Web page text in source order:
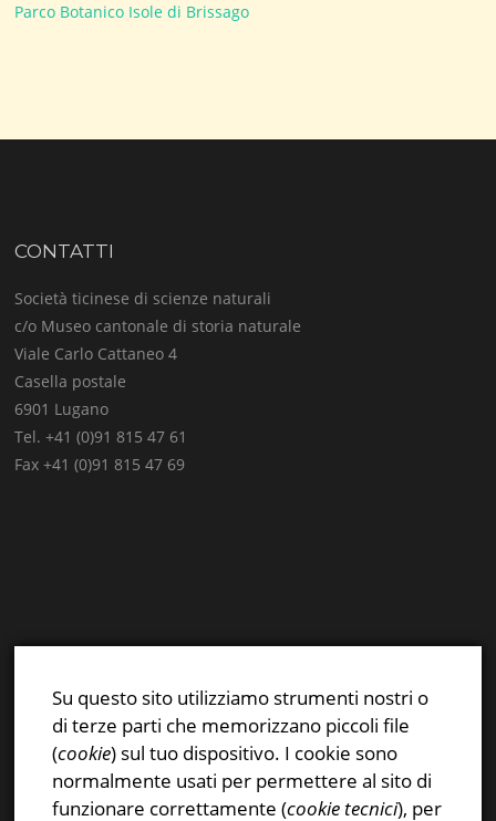
Parco Botanico Isole di Brissago
CONTATTI
Società ticinese di scienze naturali
c/o Museo cantonale di storia naturale
Viale Carlo Cattaneo 4
Casella postale
6901 Lugano
Tel. +41 (0)91 815 47 61
Fax +41 (0)91 815 47 69
Instagram
Privacy & Cookies Policy
Su questo sito utilizziamo strumenti nostri o
di terze parti che memorizzano piccoli file
(cookie) sul tuo dispositivo. I cookie sono
normalmente usati per permettere al sito di
funzionare correttamente (cookie tecnici), per